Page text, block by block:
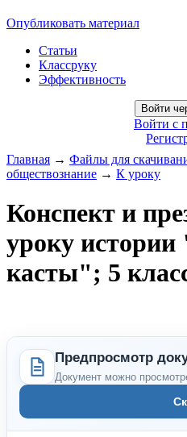
Опубликовать материал
Статьи
Классруку
Эффективность
Войти
Войти с
Главная → Файлы для
обществознание → К уроку
Конспект и
уроку
касты"; 5
Предпросмотр
Документ можно